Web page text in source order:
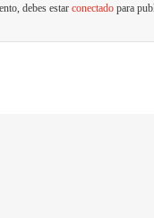
debes estar conectado para